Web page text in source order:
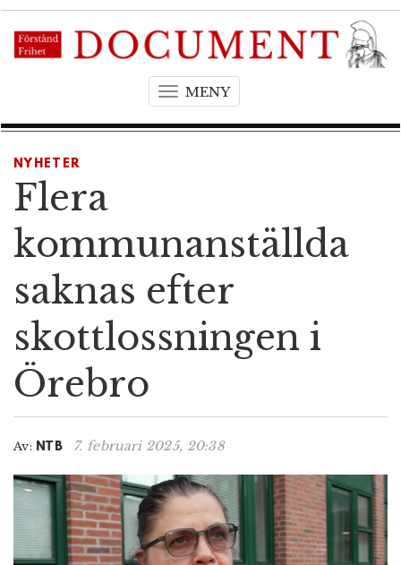
MENYT
g
a
i
a
t
n
NYHETER
Flera
kommunanställda
saknas efter
skottlossningen i
Örebro
Av: NTB 7. februari 2025, 20:38